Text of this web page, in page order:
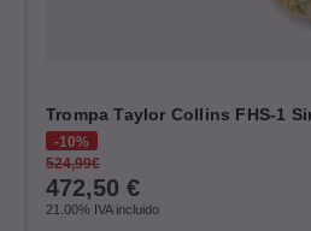
Trompa Taylor Collins FHS-1
10%
524,99€
472,50 €
21.00% IVA incluido